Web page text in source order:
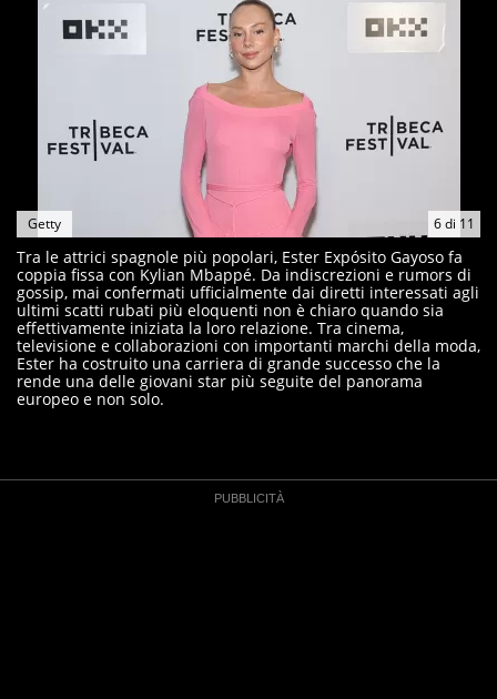
6di 11
Getty
Tra le attrici spagnole più popolari, Ester Expósito Gayoso fa
coppia fissa con Kylian Mbappé. Da indiscrezioni e rumors di
gossip, mai confermati ufficialmente dai diretti interessati agli
ultimi scatti rubati più eloquenti non è chiaro quando sia
effettivamente iniziata la loro relazione. Tra cinema,
televisione e collaborazioni con importanti marchi della moda,
Ester ha costruito una carriera di grande successo che la
rende una delle giovani star più seguite del panorama
europeo e non solo.